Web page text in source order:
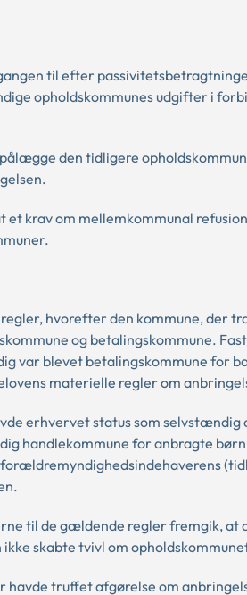
til efter
opholdskommunes udgifter i
den tidligere
krav om mellemkommunal
hvorefter den kommune, der
og betalingskommune.
var blevet betalingskommune for
materielle regler om
erhvervet status som
handlekommune for anbragte
til de gældende regler fremgik, at
skabte tvivl om
havde truffet afgørelse om